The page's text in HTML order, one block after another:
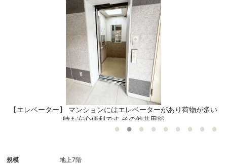
【エレベーター】 マンションにはエレベーターがあり荷物が多い
時も安心便利です その他共用部
規模 地上7階